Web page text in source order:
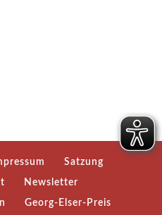
Satzung
Newsletter
Georg-Elser-Preis